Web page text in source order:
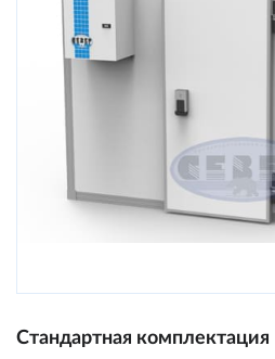
Стандартная комплектация